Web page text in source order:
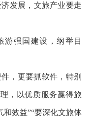
发展，文旅产业要走
游强国建设，纲举目
，更要抓软件，特别
，以优质服务赢得旅
效益”“要深化文旅体